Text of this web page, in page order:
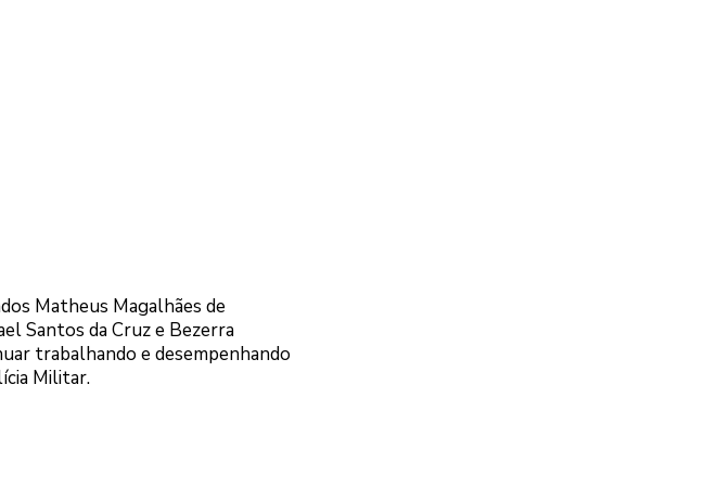
Matheus Magalhães de
Santos da Cruz e Bezerra
trabalhando e desempenhando
Militar.